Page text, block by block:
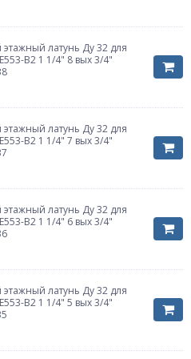
латунь Ду 32 для
B2 1 1/4" 8 вых 3/4"
латунь Ду 32 для
B2 1 1/4" 7 вых 3/4"
латунь Ду 32 для
B2 1 1/4" 6 вых 3/4"
латунь Ду 32 для
B2 1 1/4" 5 вых 3/4"